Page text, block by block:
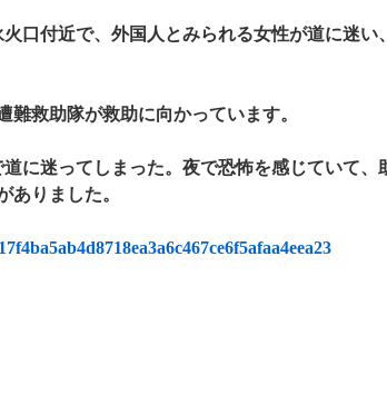
口付近で、外国人とみられる女性が道に迷い
難救助隊が救助に向かっています。
に迷ってしまった。夜で恐怖を感じていて、
ありました。